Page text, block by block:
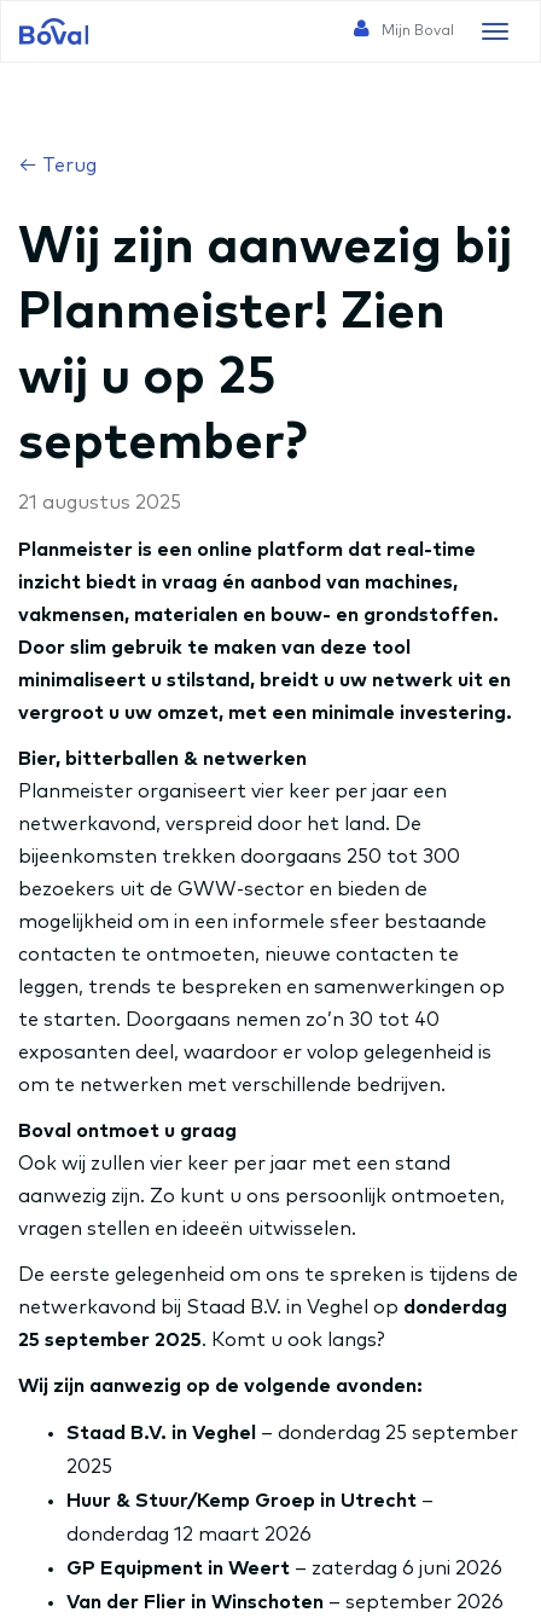
Toggle
Mijn Boval
← Terug
Wij zijn aanwezig bij
Planmeister! Zien
wij u op 25
september?
21 augustus 2025
Planmeister is een online platform dat real-time
inzicht biedt in vraag én aanbod van machines,
vakmensen, materialen en bouw- en grondstoffen.
Door slim gebruik te maken van deze tool
minimaliseert u stilstand, breidt u uw netwerk uit en
vergroot u uw omzet, met een minimale investering.
Bier, bitterballen & netwerken
Planmeister organiseert vier keer per jaar een
netwerkavond, verspreid door het land. De
bijeenkomsten trekken doorgaans 250 tot 300
bezoekers uit de GWW-sector en bieden de
mogelijkheid om in een informele sfeer bestaande
contacten te ontmoeten, nieuwe contacten te
leggen, trends te bespreken en samenwerkingen op
te starten. Doorgaans nemen zo’n 30 tot 40
exposanten deel, waardoor er volop gelegenheid is
om te netwerken met verschillende bedrijven.
Boval ontmoet u graag
Ook wij zullen vier keer per jaar met een stand
aanwezig zijn. Zo kunt u ons persoonlijk ontmoeten,
vragen stellen en ideeën uitwisselen.
De eerste gelegenheid om ons te spreken is tijdens de
netwerkavond bij Staad B.V. in Veghel op donderdag
25 september 2025. Komt u ook langs?
Wij zijn aanwezig op de volgende avonden:
Staad B.V. in Veghel
– donderdag 25 september
2025
Huur & Stuur/Kemp Groep in Utrecht –
donderdag 12 maart 2026
GP Equipment in Weert – zaterdag 6 juni 2026
Van der Flier in Winschoten – september 2026